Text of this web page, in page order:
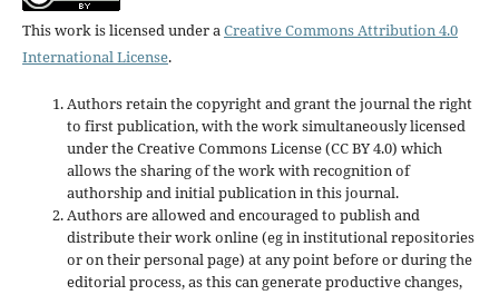
This work is licensed under aCreative Commons Attribution 4.0
International License.
Authors retain the copyright and grant the journal the right
to first publication, with the work simultaneously licensed
under the Creative Commons License (CC BY 4.0) which
allows the sharing of the work with recognition of
authorship and initial publication in this journal.
Authors are allowed and encouraged to publish and
distribute their work online (eg in institutional repositories
or on their personal page) at any point before or during the
editorial process, as this can generate productive changes,